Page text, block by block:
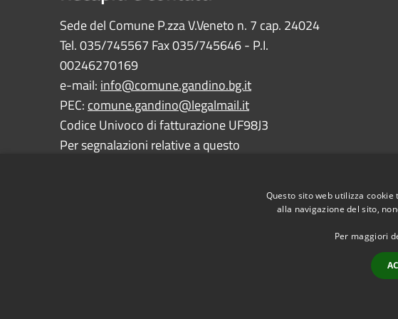
Sede del Comune P.zza V.Veneto n. 7 cap. 24024
Tel. 035/745567 Fax 035/745646 - P.I.
00246270169
e-mail: info@comune.gandino.bg.it
PEC: comune.gandino@legalmail.it
Codice Univoco di fatturazione UF98J3
Per segnalazioni relative a questo
Credits
Questo sito web utilizza
alla navigazione del sito,
Per maggiori